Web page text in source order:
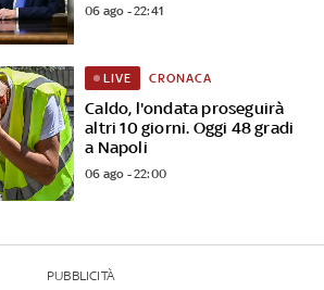
06 ago - 22:41
Caldo, l'ondata proseguirà
altri 10 giorni. Oggi 48 gradi
a Napoli
LIVE CRONACA
06 ago - 22:00
PUBBLICITÀ